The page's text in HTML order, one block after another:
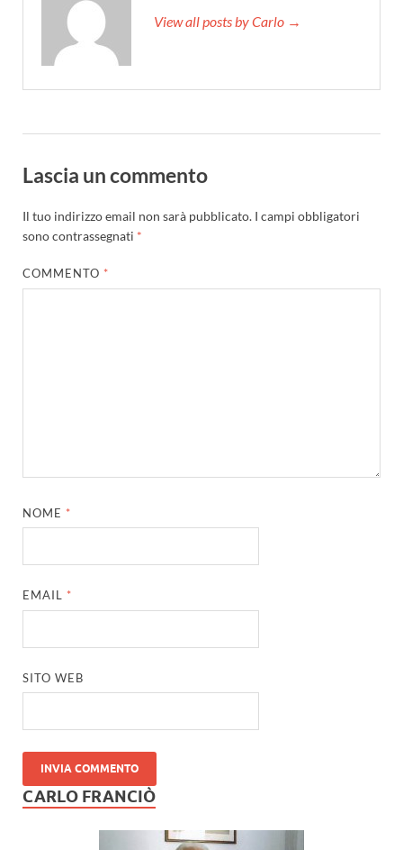
View all posts by Carlo →
Lascia un commento
Il tuo indirizzo email non sarà pubblicato. I campi obbligatori
sono contrassegnati *
COMMENTO *
NOME *
EMAIL *
SITO WEB
CARLO FRANCIÒ